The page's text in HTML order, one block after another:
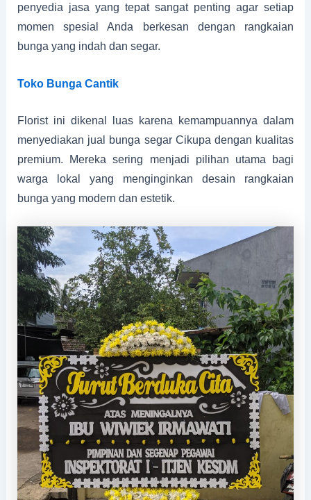
penyedia jasa yang tepat sangat penting agar setiap
momen spesial Anda berkesan dengan rangkaian
bunga yang indah dan segar.
Toko Bunga Cantik
Florist ini dikenal luas karena kemampuannya dalam
menyediakan jual bunga segar Cikupa dengan kualitas
premium. Mereka sering menjadi pilihan utama bagi
warga lokal yang menginginkan desain rangkaian
bunga yang modern dan estetik.